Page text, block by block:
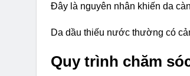
Đây là nguyên nhân khiến da
Da dầu thiếu nước thường có
Quy trình chăm